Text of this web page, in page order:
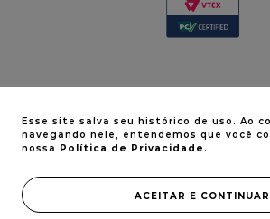
© Vita Derm 2024. Todos os direitos
08.518.237/0001-70
Esse site salva seu histórico de uso. Ao
navegando nele, entendemos que você
nossa Política de Privacidade.
ACEITAR E CONTINUAR